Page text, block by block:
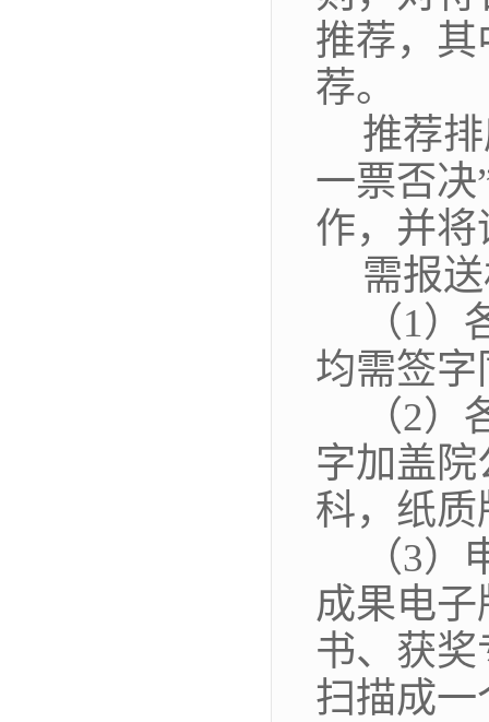
推荐，
荐。
推荐
一票否决
作，并
需报
（1）
均需签
（2）
字加盖
科，纸
（3）
成果电
书、获
扫描成一